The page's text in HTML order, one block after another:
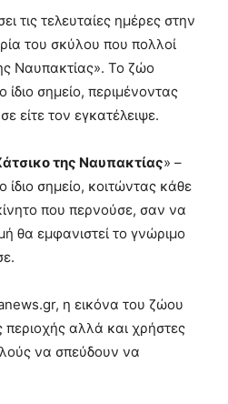
τις τελευταίες ημέρες στην
του σκύλου που πολλοί
Ναυπακτίας». Το ζώο
σημείο, περιμένοντας
είτε τον εγκατέλειψε.
της Ναυπακτίας» –
ίδιο σημείο, κοιτώντας κάθε
που περνούσε, σαν να
θα εμφανιστεί το γνώριμο
η εικόνα του ζώου
περιοχής αλλά και χρήστες
να σπεύδουν να